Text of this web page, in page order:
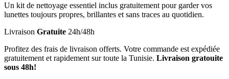
Un kit de nettoyage essentiel inclus gratuitement pour garder vos
lunettes toujours propres, brillantes et sans traces au quotidien.
Livraison Gratuite 24h/48h
Profitez des frais de livraison offerts. Votre commande est expédiée
gratuitement et rapidement sur toute la Tunisie. Livraison gratouite
sous 48h!